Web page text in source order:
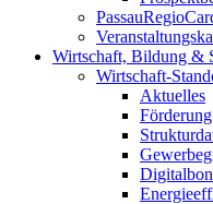
Wirtschaft, Bildung &
Wirtschaft-
Aktuelles
Förderung